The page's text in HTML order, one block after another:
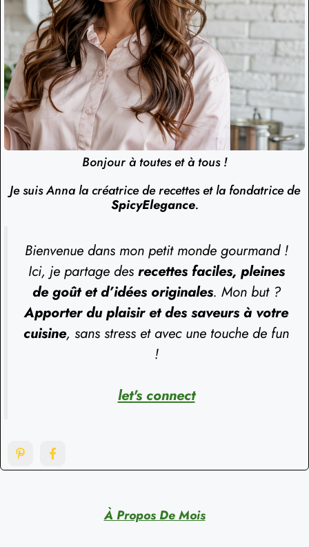
Bonjour à toutes et à tous !
Je suis Anna la créatrice de recettes et la fondatrice de
SpicyElegance.
Bienvenue dans mon petit monde gourmand !
Ici, je partage des recettes faciles, pleines
de goût et d’idées originales. Mon but ?
Apporter du plaisir et des saveurs à votre
cuisine, sans stress et avec une touche de fun
!
let's connect
À Propos De Mois